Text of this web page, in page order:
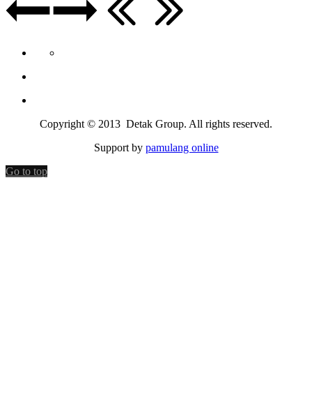
Copyright © 2013 Detak Group. All rights reserved.
Support by pamulang online
Go to top